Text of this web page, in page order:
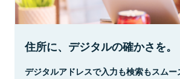
住所に、デジタルの確かさを。
デジタルアドレスで入力も検索もスムー